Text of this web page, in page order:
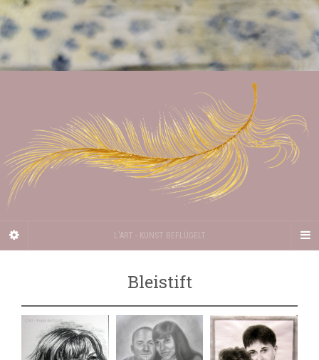
L'ART - KUNST BEFLÜGELT
Bleistift